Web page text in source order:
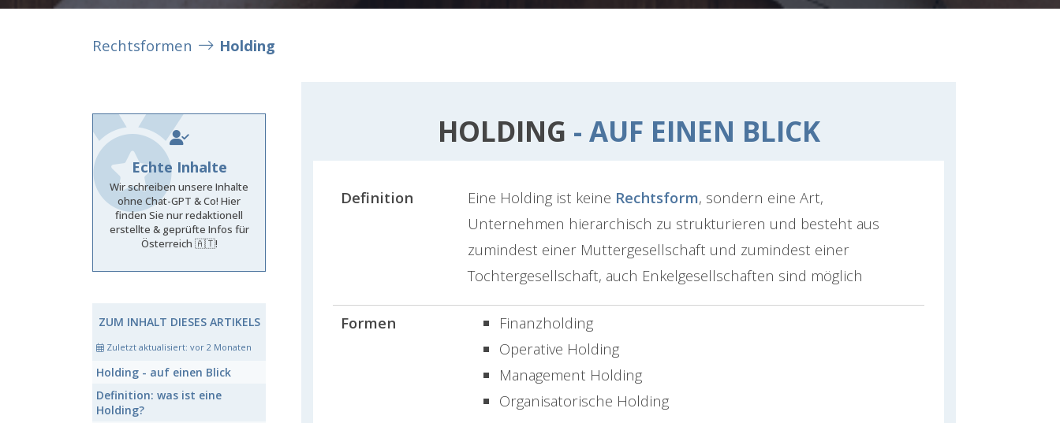
Rechtsformen Holding
Echte Inhalte
Wir schreiben unsere Inhalte
ohne Chat-GPT & Co! Hier
finden Sie nur redaktionell
erstellte & geprüfte Infos für
Österreich 🇦🇹!
ZUM INHALT DIESES ARTIKELS
Zuletzt aktualisiert: vor 2 Monaten
Holding - auf einen Blick
Definition: was ist eine
Holding?
HOLDING - AUF EINEN BLICK
Definition Eine Holding ist keine Rechtsform, sondern eine Art,
Unternehmen hierarchisch zu strukturieren und besteht aus
zumindest einer Muttergesellschaft und zumindest einer
Tochtergesellschaft, auch Enkelgesellschaften sind möglich
Formen
Finanzholding
Operative Holding
Management Holding
Organisatorische Holding